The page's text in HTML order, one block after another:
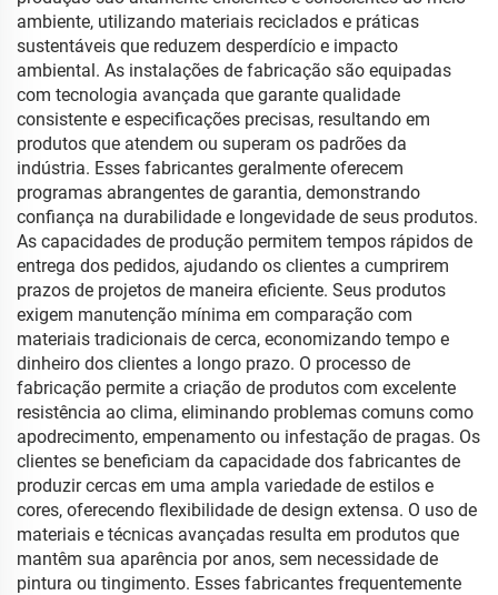
ambiente, utilizando materiais reciclados e práticas
sustentáveis que reduzem desperdício e impacto
ambiental. As instalações de fabricação são equipadas
com tecnologia avançada que garante qualidade
consistente e especificações precisas, resultando em
produtos que atendem ou superam os padrões da
indústria. Esses fabricantes geralmente oferecem
programas abrangentes de garantia, demonstrando
confiança na durabilidade e longevidade de seus produtos.
As capacidades de produção permitem tempos rápidos de
entrega dos pedidos, ajudando os clientes a cumprirem
prazos de projetos de maneira eficiente. Seus produtos
exigem manutenção mínima em comparação com
materiais tradicionais de cerca, economizando tempo e
dinheiro dos clientes a longo prazo. O processo de
fabricação permite a criação de produtos com excelente
resistência ao clima, eliminando problemas comuns como
apodrecimento, empenamento ou infestação de pragas. Os
clientes se beneficiam da capacidade dos fabricantes de
produzir cercas em uma ampla variedade de estilos e
cores, oferecendo flexibilidade de design extensa. O uso de
materiais e técnicas avançadas resulta em produtos que
mantêm sua aparência por anos, sem necessidade de
pintura ou tingimento. Esses fabricantes frequentemente